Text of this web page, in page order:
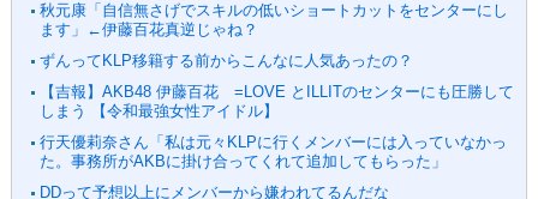
秋元康「自信無さげでスキルの低いショートカットをセンターにし
ます」←伊藤百花真逆じゃね？
ずんってKLP移籍する前からこんなに人気あったの？
【吉報】AKB48 伊藤百花 =LOVE とILLITのセンターにも圧勝して
しまう 【令和最強女性アイドル】
行天優莉奈さん「私は元々KLPに行くメンバーには入っていなかっ
た。事務所がAKBに掛け合ってくれて追加してもらった」
DDって予想以上にメンバーから嫌われてるんだな